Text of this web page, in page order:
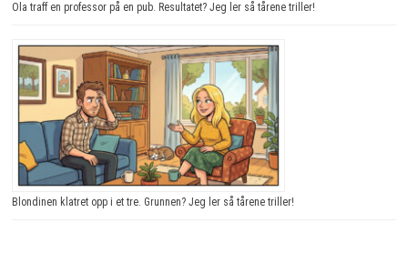
Ola traff en professor på en pub. Resultatet? Jeg ler så tårene triller!
Blondinen klatret opp i et tre. Grunnen? Jeg ler så tårene triller!